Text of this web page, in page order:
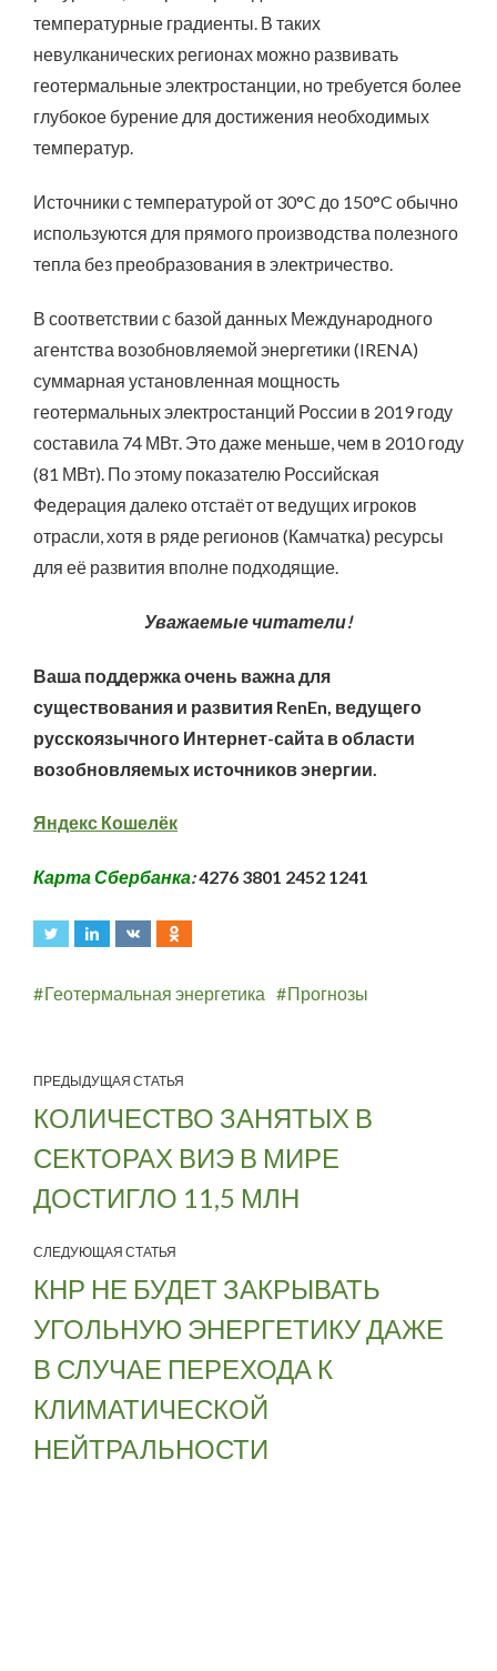
температурные градиенты. В таких
невулканических регионах можно развивать
геотермальные электростанции, но требуется более
глубокое бурение для достижения необходимых
температур.
Источники с температурой от 30°C до 150°C обычно
используются для прямого производства полезного
тепла без преобразования в электричество.
В соответствии с базой данных Международного
агентства возобновляемой энергетики (IRENA)
суммарная установленная мощность
геотермальных электростанций России в 2019 году
составила 74 МВт. Это даже меньше, чем в 2010 году
(81 МВт). По этому показателю Российская
Федерация далеко отстаёт от ведущих игроков
отрасли, хотя в ряде регионов (Камчатка) ресурсы
для её развития вполне подходящие.
Уважаемые читатели!
Ваша поддержка очень важна для
существования и развития RenEn, ведущего
русскоязычного Интернет-сайта в области
возобновляемых источников энергии.
Яндекс Кошелёк
Карта Сбербанка:4276 3801 2452 1241
Геотермальная энергетика Прогнозы
ПРЕДЫДУЩАЯ СТАТЬЯ
КОЛИЧЕСТВО ЗАНЯТЫХ В
СЕКТОРАХ ВИЭ В МИРЕ
ДОСТИГЛО 11,5 МЛН
СЛЕДУЮЩАЯ СТАТЬЯ
КНР НЕ БУДЕТ ЗАКРЫВАТЬ
УГОЛЬНУЮ ЭНЕРГЕТИКУ ДАЖЕ
В СЛУЧАЕ ПЕРЕХОДА К
КЛИМАТИЧЕСКОЙ
НЕЙТРАЛЬНОСТИ